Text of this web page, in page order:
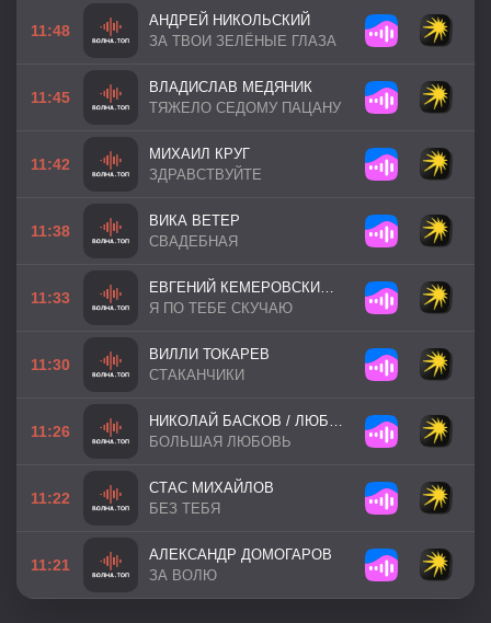
11:48
АНДРЕЙ НИКОЛЬСКИЙ
ЗА ТВОИ ЗЕЛЁНЫЕ ГЛАЗА
11:45
ВЛАДИСЛАВ МЕДЯНИК
ТЯЖЕЛО СЕДОМУ ПАЦАНУ
11:42
МИХАИЛ КРУГ
ЗДРАВСТВУЙТЕ
11:38
ВИКА ВЕТЕР
СВАДЕБНАЯ
11:33
ЕВГЕНИЙ КЕМЕРОВСКИЙ / ТАИСИЯ ПОВАЛИЙ
Я ПО ТЕБЕ СКУЧАЮ
11:30
ВИЛЛИ ТОКАРЕВ
СТАКАНЧИКИ
11:26
НИКОЛАЙ БАСКОВ / ЛЮБОВЬ УСПЕНСКАЯ
БОЛЬШАЯ ЛЮБОВЬ
11:22
СТАС МИХАЙЛОВ
БЕЗ ТЕБЯ
11:21
АЛЕКСАНДР ДОМОГАРОВ
ЗА ВОЛЮ